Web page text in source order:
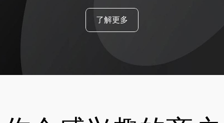
了解更多